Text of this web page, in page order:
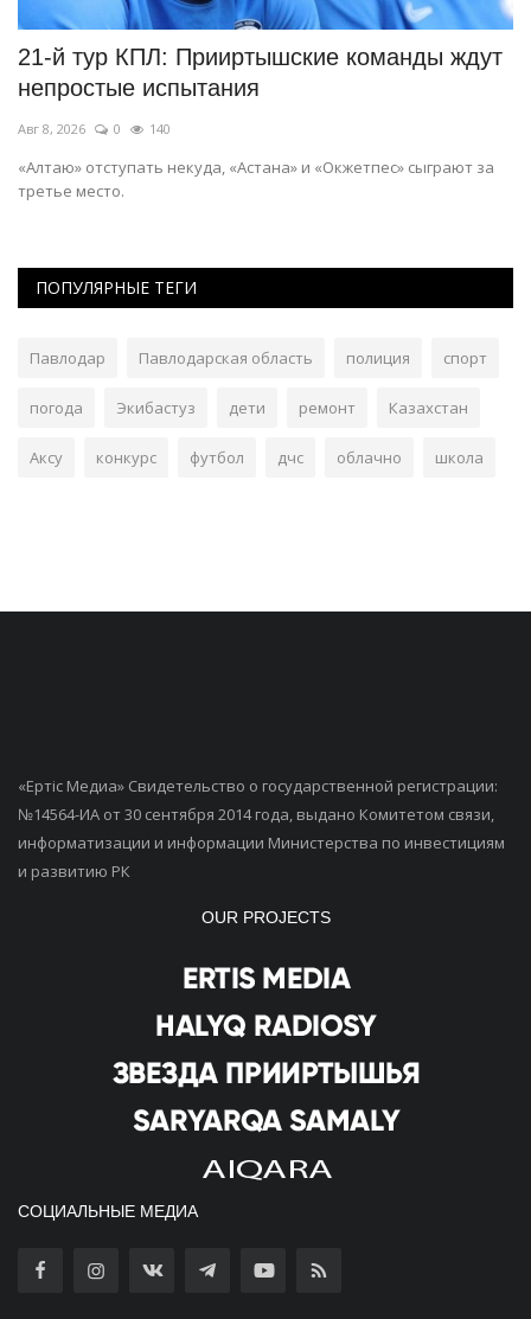
21-й тур КПЛ: Прииртышские команды ждут
непростые испытания
Авг 8, 2026 0 140
«Алтаю» отступать некуда, «Астана» и «Окжетпес» сыграют за
третье место.
ПОПУЛЯРНЫЕ ТЕГИ
Павлодар Павлодарская область полиция спорт
погода Экибастуз дети ремонт Казахстан
Аксу конкурс футбол дчс облачно школа
«Ертiс Медиа» Свидетельство о государственной регистрации:
№14564-ИА от 30 сентября 2014 года, выдано Комитетом связи,
информатизации и информации Министерства по инвестициям
и развитию РК
OUR PROJECTS
СОЦИАЛЬНЫЕ МЕДИА